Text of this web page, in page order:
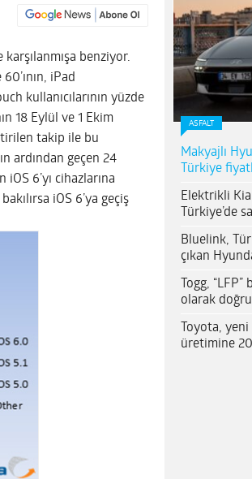
karşılanmışa benziyor.
iPad
kullanıcılarının yüzde
18 Eylül ve 1 Ekim
takip ile bu
ardından geçen 24
6’yı cihazlarına
iOS 6’ya geçiş
ASFALT
Makyajlı
Türkiye
Elektrikli Kia
Türkiye’de
Bluelink,
çıkan
Togg,
olarak
Toyota,
üretimine